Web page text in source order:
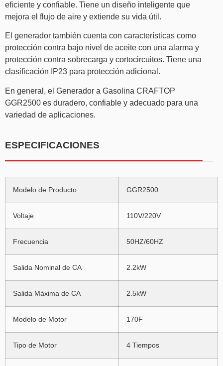
eficiente y confiable. Tiene un diseño inteligente que
mejora el flujo de aire y extiende su vida útil.
El generador también cuenta con características como
protección contra bajo nivel de aceite con una alarma y
protección contra sobrecarga y cortocircuitos. Tiene una
clasificación IP23 para protección adicional.
En general, el Generador a Gasolina CRAFTOP
GGR2500 es duradero, confiable y adecuado para una
variedad de aplicaciones.
ESPECIFICACIONES
Modelo de Producto GGR2500
Voltaje 110V/220V
Frecuencia 50HZ/60HZ
Salida Nominal de CA 2.2kW
Salida Máxima de CA 2.5kW
Modelo de Motor 170F
Tipo de Motor 4 Tiempos